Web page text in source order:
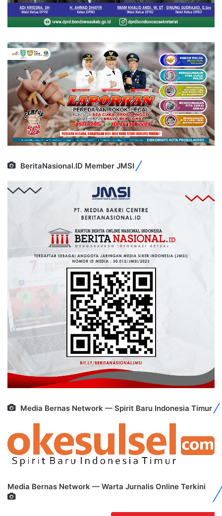
BeritaNasional.ID Member JMSI
Media Bernas Network — Spirit Baru Indonesia Timur
Media Bernas Network — Warta Jurnalis Online Terkini